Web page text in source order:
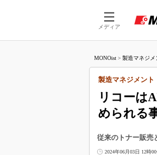
メディア
MONOist > 製造マネジメ
リコーは
められる
製造マネジメント
従来のトナー販売
2024年06月03日 12時